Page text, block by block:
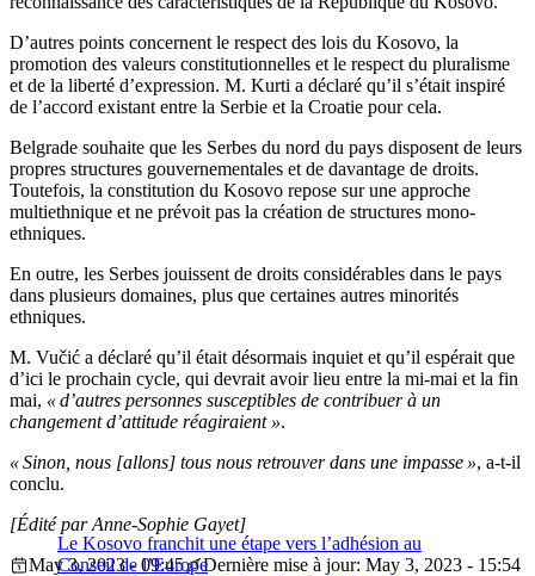
D’autres points concernent le respect des lois du Kosovo, la
promotion des valeurs constitutionnelles et le respect du pluralisme
et de la liberté d’expression. M. Kurti a déclaré qu’il s’était inspiré
de l’accord existant entre la Serbie et la Croatie pour cela.
Belgrade souhaite que les Serbes du nord du pays disposent de leurs
propres structures gouvernementales et de davantage de droits.
Toutefois, la constitution du Kosovo repose sur une approche
multiethnique et ne prévoit pas la création de structures mono-
ethniques.
En outre, les Serbes jouissent de droits considérables dans le pays
dans plusieurs domaines, plus que certaines autres minorités
ethniques.
M. Vučić a déclaré qu’il était désormais inquiet et qu’il espérait que
d’ici le prochain cycle, qui devrait avoir lieu entre la mi-mai et la fin
mai, « d’autres personnes susceptibles de contribuer à un
changement d’attitude réagiraient ».
« Sinon, nous [allons] tous nous retrouver dans une impasse », a-t-il
conclu.
Le Kosovo franchit une étape vers l’adhésion au
Conseil de l’Europe
[Édité par Anne-Sophie Gayet]
May 3, 2023 - 09:45
Dernière mise à jour: May 3, 2023 - 15:54